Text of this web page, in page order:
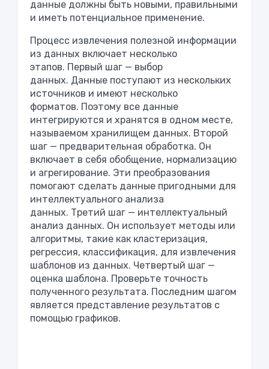
данные должны быть новыми, правильными
и иметь потенциальное применение.
Процесс извлечения полезной информации
из данных включает несколько
этапов. Первый шаг — выбор
данных. Данные поступают из нескольких
источников и имеют несколько
форматов. Поэтому все данные
интегрируются и хранятся в одном месте,
называемом хранилищем данных. Второй
шаг — предварительная обработка. Он
включает в себя обобщение, нормализацию
и агрегирование. Эти преобразования
помогают сделать данные пригодными для
интеллектуального анализа
данных. Третий шаг — интеллектуальный
анализ данных. Он использует методы или
алгоритмы, такие как кластеризация,
регрессия, классификация, для извлечения
шаблонов из данных. Четвертый шаг —
оценка шаблона. Проверьте точность
полученного результата. Последним шагом
является представление результатов с
помощью графиков.